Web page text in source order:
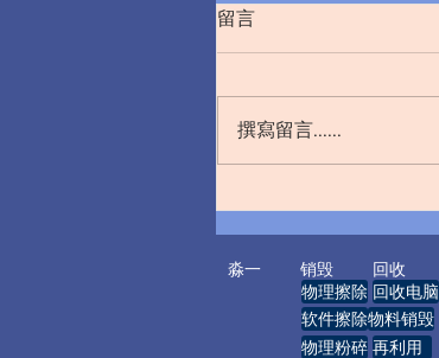
安全管理
留言
撰寫留言......
淼一 销毁 回收
物理擦除 回收电脑
软件擦除
物理粉碎
物料销毁
再利用